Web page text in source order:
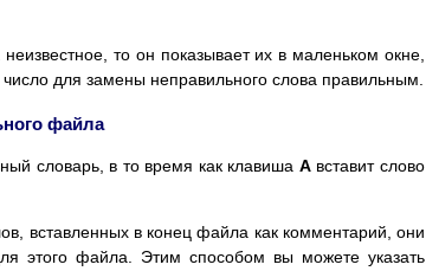
то он показывает их в маленьком окне,
для замены неправильного слова правильным.
файла
словарь, в то время как клавиша Aвставит слово
вставленных в конец файла как комментарий, они
этого файла. Этим способом вы можете указать